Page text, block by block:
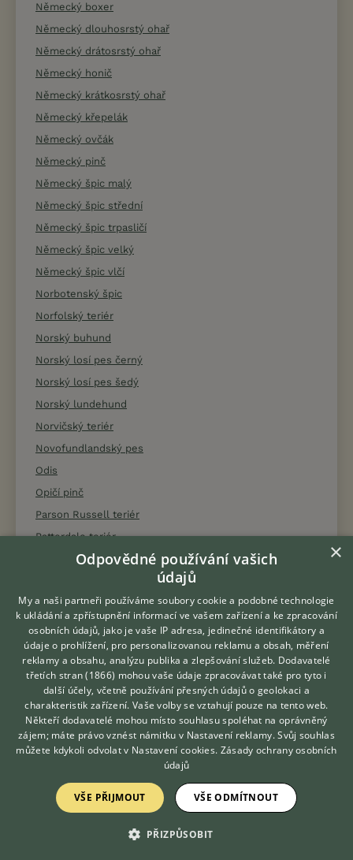
Německý boxer
Německý dlouhosrstý ohař
Německý drátosrstý ohař
Německý honič
Německý krátkosrstý ohař
Německý křepelák
Německý ovčák
Německý pinč
Německý špic malý
Německý špic střední
Německý špic trpasličí
Německý špic velký
Německý špic vlčí
Norbotenský špic
Norfolský teriér
Norský buhund
Norský losí pes černý
Norský losí pes šedý
Norský lundehund
Norvičský teriér
Novofundlandský pes
Odis
Opičí pinč
Parson Russell teriér
Patterdale teriér
Pekingský palácový psík
Perro de Presa Mallorquin
Peruánský naháč
Pikardský ohař dlouhosrstý
Pikardský ovčák
Plavý bretaňský baset
Pointer
Polský chrt
Polský nížinný ovčák
Hledáte zvířecího kamaráda?
Zdarma vám poradí
VETERINÁŘ ONLINE
KONZULTOVAT S
VETERINÁŘEM
×
Odpovědné používání vašich
údajů
My a naši partneři používáme soubory cookie a podobné technologie
k ukládání a zpřístupnění informací ve vašem zařízení a ke zpracování
osobních údajů, jako je vaše IP adresa, jedinečné identifikátory a
údaje o prohlížení, pro personalizovanou reklamu a obsah, měření
reklamy a obsahu, analýzu publika a zlepšování služeb. Dodavatelé
třetích stran (1866) mohou vaše údaje zpracovávat také pro tyto i
další účely, včetně používání přesných údajů o geolokaci a
charakteristik zařízení. Vaše volby se vztahují pouze na tento web.
Někteří dodavatelé mohou místo souhlasu spoléhat na oprávněný
zájem; máte právo vznést námitku v Nastavení reklamy. Svůj souhlas
můžete kdykoli odvolat v Nastavení cookies. Zásady ochrany osobních
údajů
VŠE PŘIJMOUT VŠE ODMÍTNOUT
PŘIZPŮSOBIT